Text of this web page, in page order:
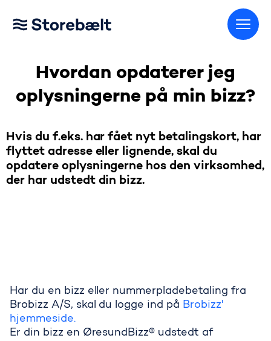
Hvordan opdaterer jeg
oplysningerne på min bizz?
Hvis du f.eks. har fået nyt betalingskort, har
flyttet adresse eller lignende, skal du
opdatere oplysningerne hos den virksomhed,
der har udstedt din bizz.
Har du en bizz eller nummerpladebetaling fra
Brobizz A/S, skal du logge ind på Brobizz'
hjemmeside.
Er din bizz en ØresundBizz® udstedt af